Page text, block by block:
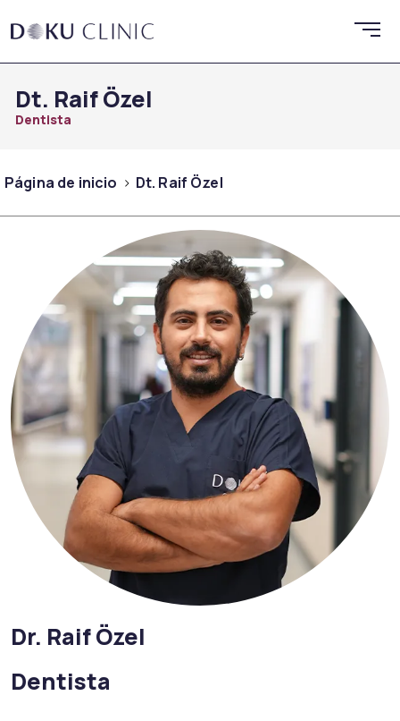
Dt. Raif Özel
Dentista
Página de inicio Dt. Raif Özel
Dr. Raif Özel
Dentista